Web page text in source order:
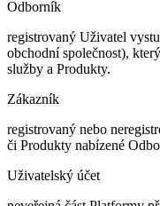
Odborník
registrovaný Uživatel
obchodní společnost),
služby a Produkty.
Zákazník
registrovaný nebo
či Produkty nabízené
Uživatelský účet